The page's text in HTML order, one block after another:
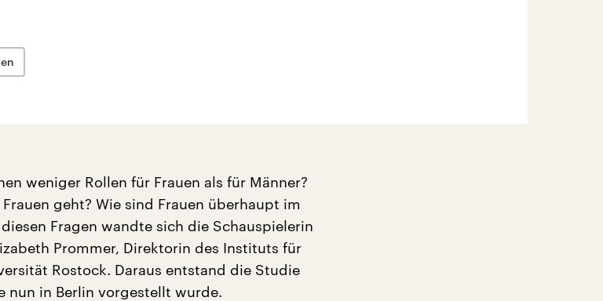
weniger Rollen für Frauen als für Männer?
geht? Wie sind Frauen überhaupt im
Fragen wandte sich die Schauspielerin
Prommer, Direktorin des Instituts für
Rostock. Daraus entstand die Studie
nun in Berlin vorgestellt wurde.